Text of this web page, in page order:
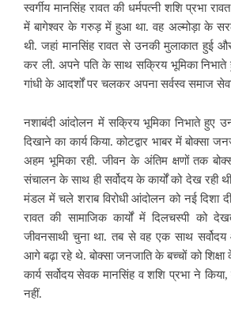
स्वर्गीय मानसिंह रावत की धर्मपत्नी शशि प्रभा
में बागेश्वर के गरुड़ में हुआ था. वह अल्मोड़ा के
थी. जहां मानसिंह रावत से उनकी मुलाकात हुई
कर ली. अपने पति के साथ सक्रिय भूमिका निभाते हुए
गांधी के आदर्शों पर चलकर अपना सर्वस्व समाज
नशाबंदी आंदोलन में सक्रिय भूमिका निभाते हुए
दिखाने का कार्य किया. कोटद्वार भाबर में बोक्सा
अहम भूमिका रही. जीवन के अंतिम क्षणों तक
संचालन के साथ ही सर्वोदय के कार्यों को देख
मंडल में चले शराब विरोधी आंदोलन को नई दिशा
रावत की सामाजिक कार्यों में दिलचस्पी को
जीवनसाथी चुना था. तब से वह एक साथ सर्वोदय
आगे बढ़ा रहे थे. बोक्सा जनजाति के बच्चों को
कार्य सर्वोदय सेवक मानसिंह व शशि प्रभा ने
नहीं.